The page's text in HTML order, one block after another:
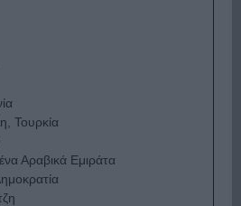
Τουρκία
Αραβικά Εμιράτα